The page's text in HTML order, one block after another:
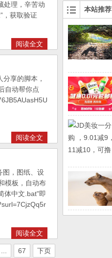
处理，辛苦动
，获取验证
阅读全文
享的脚本，
自动帮你点
阅读全文
图，图纸、设
模板，自动布
体中文.bat"即
阅读全文
... 67 下页
本站推荐